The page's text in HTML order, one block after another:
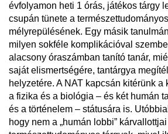
évfolyamon heti 1 órás, játékos tárgy
csupán tünete a
mélyrepülésének. Egy másik
milyen sokféle komplikációval
alacsony óraszámban tanító tanár,
saját elismertségére, tantárgya
helyzetére. A NAT kapcsán kitérünk a
a fizika és a biológia – és két humán
és a történelem – státusára is.
hogy nem a „humán lobbi” kárvallottjai